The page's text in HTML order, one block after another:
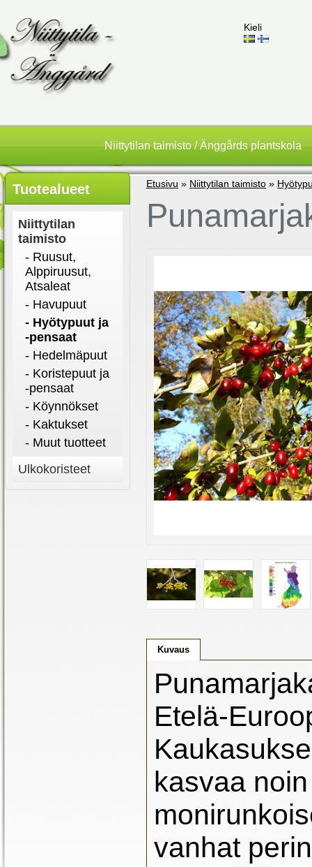
Kieli
Niittytilan taimisto / Änggårds plantskola
Tuotealueet
Niittytilan
taimisto
- Ruusut,
Alppiruusut,
Atsaleat
- Havupuut
- Hyötypuut ja
-pensaat
- Hedelmäpuut
- Koristepuut ja
-pensaat
- Köynnökset
- Kaktukset
- Muut tuotteet
Ulkokoristeet
Etusivu » Niittytilan taimisto »
Kuvaus
Etelä-
kasvaa
vanhat